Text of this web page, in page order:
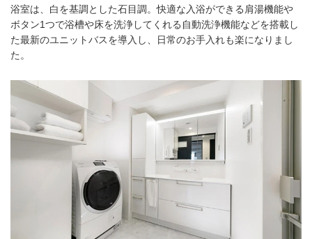
浴室は、白を基調とした石目調。快適な入浴ができる肩湯機能や
ボタン1つで浴槽や床を洗浄してくれる自動洗浄機能などを搭載し
た最新のユニットバスを導入し、日常のお手入れも楽になりまし
た。